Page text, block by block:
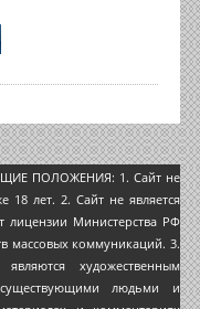
ПОЛОЖЕНИЯ: 1. Сайт не
18 лет. 2. Сайт не является
лицензии Министерства РФ
массовых коммуникаций. 3.
художественным
людьми и